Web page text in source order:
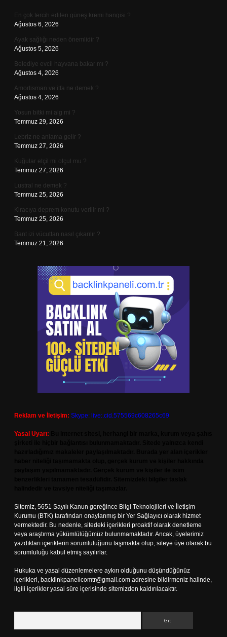
En çok tercih edilen güneş kremi hangisi ?
Ağustos 6, 2026
Ayak sağlığı neden önemlidir ?
Ağustos 5, 2026
Belediye evcil hayvana bakar mı ?
Ağustos 4, 2026
Amortisman ve itfa ne demek ?
Ağustos 4, 2026
Yosun bitki mi alg mi ?
Temmuz 29, 2026
Lebriz ne anlama gelir ?
Temmuz 27, 2026
Kuğular etçil mi otçul mu ?
Temmuz 27, 2026
Lustral ne demek ?
Temmuz 25, 2026
Kiracıya deprem konutu verilir mi ?
Temmuz 25, 2026
Bant izi vücuttan nasıl çıkarılır ?
Temmuz 21, 2026
Reklam ve İletişim: Skype: live:.cid.575569c608265c69
Yasal Uyarı:
Sitemiz, 5651 Sayılı Kanun gereğince Bilgi Teknolojileri ve İletişim
Kurumu (BTK) tarafından onaylanmış bir Yer Sağlayıcı olarak hizmet
vermektedir. Bu nedenle, sitedeki içerikleri proaktif olarak denetleme
veya araştırma yükümlülüğümüz bulunmamaktadır. Ancak, üyelerimiz
yazdıkları içeriklerin sorumluluğunu taşımakta olup, siteye üye olarak bu
sorumluluğu kabul etmiş sayılırlar.
Hukuka ve yasal düzenlemelere aykırı olduğunu düşündüğünüz
içerikleri, backlinkpanelicomtr@gmail.com adresine bildirmeniz halinde,
ilgili içerikler yasal süre içerisinde sitemizden kaldırılacaktır.